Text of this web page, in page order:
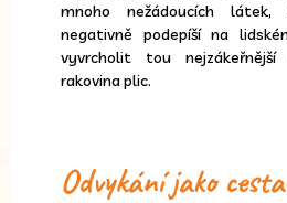
mnoho nežádoucích
negativně podepíší na
vyvrcholit tou
rakovina plic.
Odvykání jako